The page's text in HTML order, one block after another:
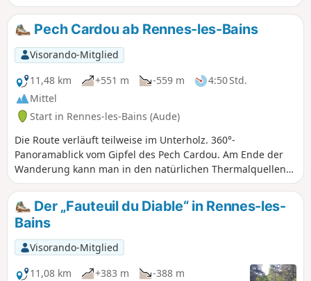
Pech Cardou ab Rennes-les-Bains
Visorando-Mitglied
11,48 km
+551 m -559 m
4:50 Std.
Mittel
Start in Rennes-les-Bains (Aude)
Die Route verläuft teilweise im Unterholz. 360°-
Panoramablick vom Gipfel des Pech Cardou. Am Ende der
Wanderung kann man in den natürlichen Thermalquellen
baden.
Der „Fauteuil du Diable“ in Rennes-les-
Bains
Visorando-Mitglied
11,08 km
+383 m
-388 m